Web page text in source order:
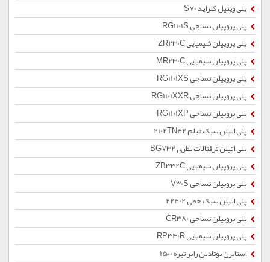
پلی وینیل کلراید S70
پلی پروپیلن نساجی RG1101S
پلی پروپیلن شیمیایی ZR230C
پلی پروپیلن شیمیایی MR230C
پلی پروپیلن نساجی RG1101XS
پلی پروپیلن نساجی RG1101XXR
پلی پروپیلن نساجی RG1101XP
پلی اتیلن سبک فیلم 2102TN42
پلی اتیلن ترفتالات بطری BG732
پلی پروپیلن شیمیایی ZB332C
پلی پروپیلن نساجی V30S
پلی اتیلن سبک خطی 22402
پلی پروپیلن نساجی CR380
پلی پروپیلن شیمیایی RP340R
استایرن بوتادین رابر تیره 1500